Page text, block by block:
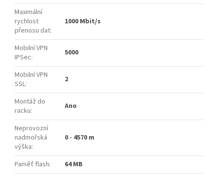
Maximální
rychlost
přenosu dat:
1000 Mbit/s
Mobilní VPN
IPSec: 5000
Mobilní VPN
SSL: 2
Montáž do
racku: Ano
Neprovozní
nadmořská
výška:
0 - 4570 m
Paměť flash:
64 MB